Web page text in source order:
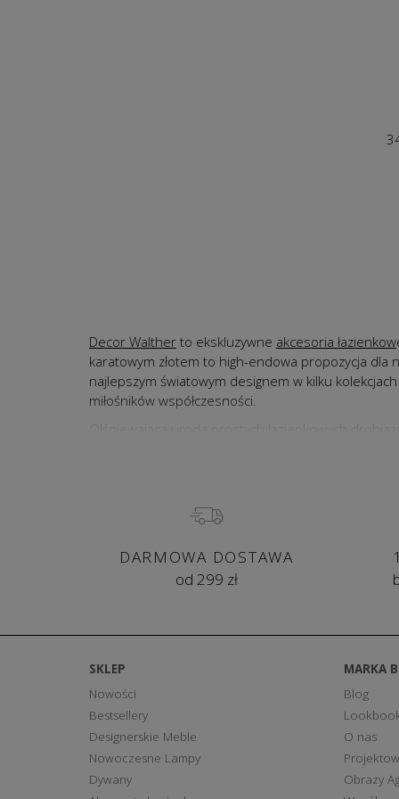
Decor Walther to ekskluzywne akcesoria łazienkow
karatowym złotem to high-endowa propozycja dla
najlepszym światowym designem w kilku
miłośników współczesności.
DARMOWA DOSTAWA
od 299 zł
SKLEP
Nowości
Bestsellery
Designerskie Meble
Nowoczesne Lampy
Dywany
MARKA
Blog
O nas
Obrazy